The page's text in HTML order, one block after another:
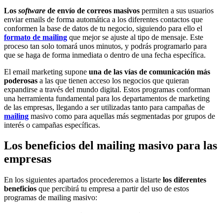
Los software de envío de correos masivos permiten a sus usuarios
enviar emails de forma automática a los diferentes contactos que
conformen la base de datos de tu negocio, siguiendo para ello el
formato de mailing que mejor se ajuste al tipo de mensaje. Este
proceso tan solo tomará unos minutos, y podrás programarlo para
que se haga de forma inmediata o dentro de una fecha específica.
El email marketing supone una de las vías de comunicación más
poderosas a las que tienen acceso los negocios que quieran
expandirse a través del mundo digital. Estos programas conforman
una herramienta fundamental para los departamentos de marketing
de las empresas, llegando a ser utilizadas tanto para campañas de
mailing masivo como para aquellas más segmentadas por grupos de
interés o campañas específicas.
Los beneficios del mailing masivo para las
empresas
En los siguientes apartados procederemos a listarte los diferentes
beneficios que percibirá tu empresa a partir del uso de estos
programas de mailing masivo: